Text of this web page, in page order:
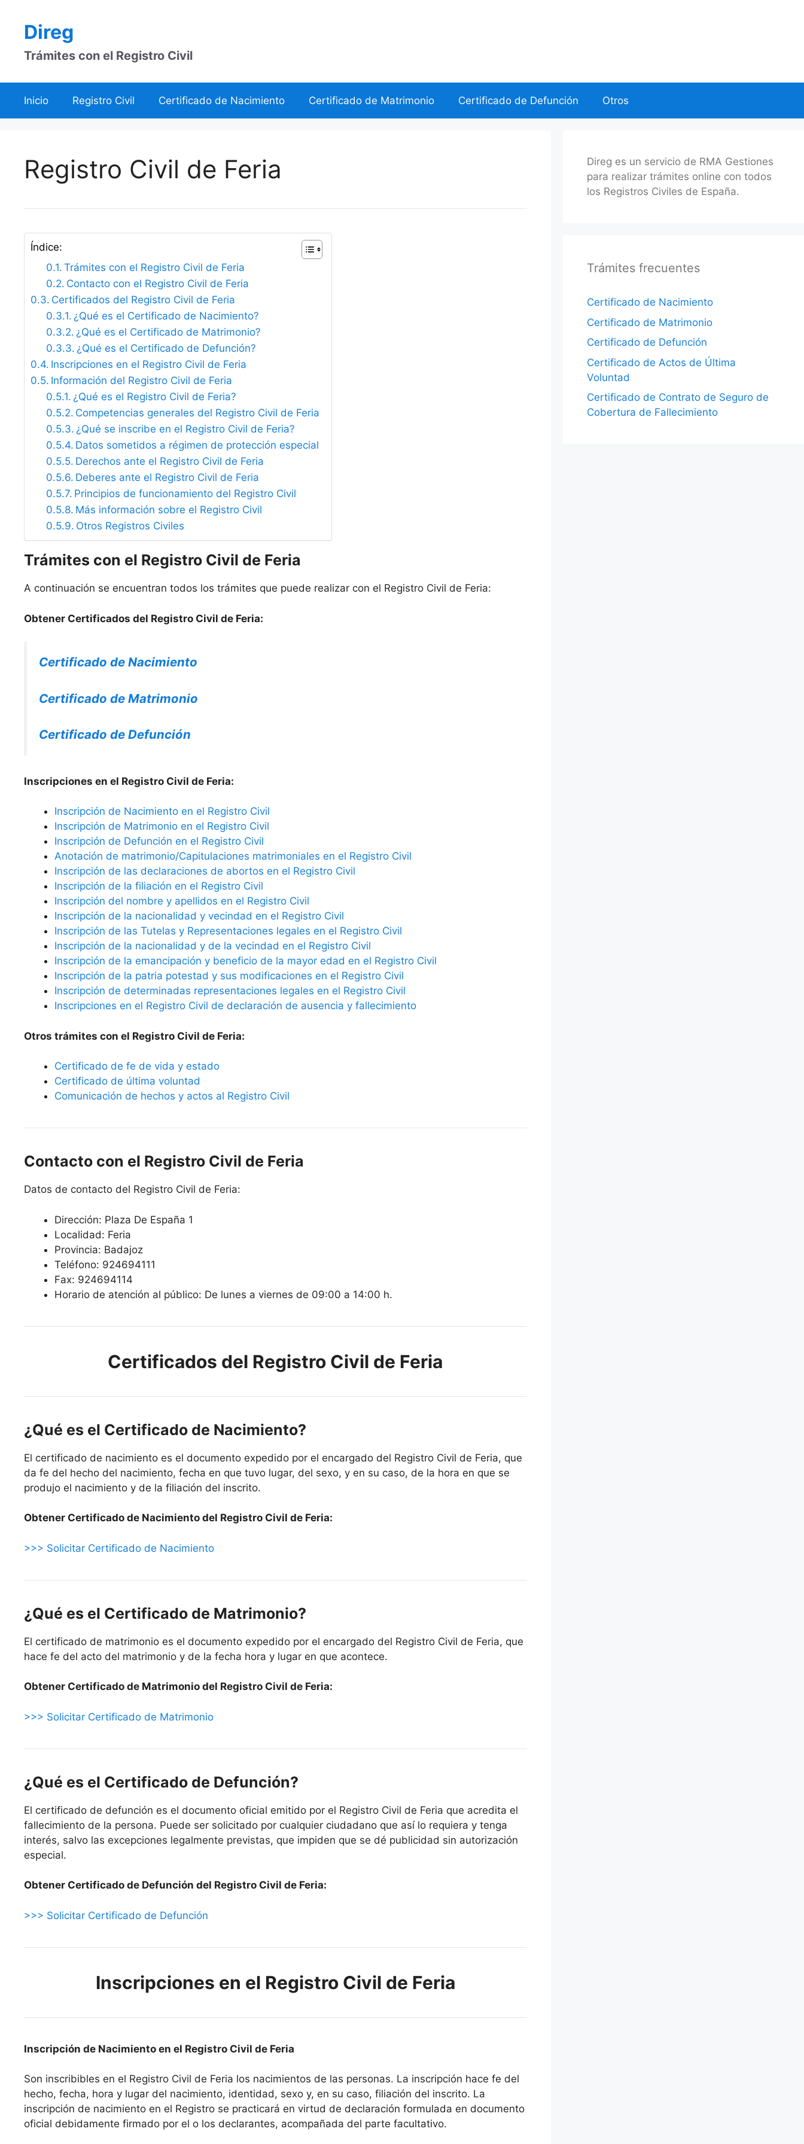
contenidoDireg
Trámites con el Registro Civil
Inicio Registro Civil Certificado de Nacimiento Certificado de Matrimonio Certificado de Defunción Otros
Registro Civil de Feria
Índice:
Trámites con el Registro Civil de Feria
Contacto con el Registro Civil de Feria
Certificados del Registro Civil de Feria
¿Qué es el Certificado de Nacimiento?
¿Qué es el Certificado de Matrimonio?
¿Qué es el Certificado de Defunción?
Inscripciones en el Registro Civil de Feria
Información del Registro Civil de Feria
¿Qué es el Registro Civil de Feria?
Competencias generales del Registro Civil de Feria
¿Qué se inscribe en el Registro Civil de Feria?
Datos sometidos a régimen de protección especial
Derechos ante el Registro Civil de Feria
Deberes ante el Registro Civil de Feria
Principios de funcionamiento del Registro Civil
Más información sobre el Registro Civil
Otros Registros Civiles
Trámites con el Registro Civil de Feria
A continuación se encuentran todos los trámites que puede realizar con el Registro Civil de Feria:
Obtener Certificados del Registro Civil de Feria:
Certificado de Nacimiento
Certificado de Matrimonio
Certificado de Defunción
Inscripciones en el Registro Civil de Feria:
Inscripción de Nacimiento en el Registro Civil
Inscripción de Matrimonio en el Registro Civil
Inscripción de Defunción en el Registro Civil
Anotación de matrimonio/Capitulaciones matrimoniales en el Registro Civil
Inscripción de las declaraciones de abortos en el Registro Civil
Inscripción de la filiación en el Registro Civil
Inscripción del nombre y apellidos en el Registro Civil
Inscripción de la nacionalidad y vecindad en el Registro Civil
Inscripción de las Tutelas y Representaciones legales en el Registro Civil
Inscripción de la nacionalidad y de la vecindad en el Registro Civil
Inscripción de la emancipación y beneficio de la mayor edad en el Registro Civil
Inscripción de la patria potestad y sus modificaciones en el Registro Civil
Inscripción de determinadas representaciones legales en el Registro Civil
Inscripciones en el Registro Civil de declaración de ausencia y fallecimiento
Otros trámites con el Registro Civil de Feria:
Certificado de fe de vida y estado
Certificado de última voluntad
Comunicación de hechos y actos al Registro Civil
Contacto con el Registro Civil de Feria
Datos de contacto del Registro Civil de Feria:
Dirección: Plaza De España 1
Localidad: Feria
Provincia: Badajoz
Teléfono: 924694111
Fax: 924694114
Horario de atención al público: De lunes a viernes de 09:00 a 14:00 h.
Certificados del Registro Civil de Feria
¿Qué es el Certificado de Nacimiento?
El certificado de nacimiento es el documento expedido por el encargado del Registro Civil de Feria, que
da fe del hecho del nacimiento, fecha en que tuvo lugar, del sexo, y en su caso, de la hora en que se
produjo el nacimiento y de la filiación del inscrito.
Obtener Certificado de Nacimiento del Registro Civil de Feria:
>>> Solicitar Certificado de Nacimiento
¿Qué es el Certificado de Matrimonio?
El certificado de matrimonio es el documento expedido por el encargado del Registro Civil de Feria, que
hace fe del acto del matrimonio y de la fecha hora y lugar en que acontece.
Obtener Certificado de Matrimonio del Registro Civil de Feria:
>>> Solicitar Certificado de Matrimonio
¿Qué es el Certificado de Defunción?
El certificado de defunción es el documento oficial emitido por el Registro Civil de Feria que acredita el
fallecimiento de la persona. Puede ser solicitado por cualquier ciudadano que así lo requiera y tenga
interés, salvo las excepciones legalmente previstas, que impiden que se dé publicidad sin autorización
especial.
Obtener Certificado de Defunción del Registro Civil de Feria:
>>> Solicitar Certificado de Defunción
Inscripciones en el Registro Civil de Feria
Inscripción de Nacimiento en el Registro Civil de Feria
Son inscribibles en el Registro Civil de Feria los nacimientos de las personas. La inscripción hace fe del
hecho, fecha, hora y lugar del nacimiento, identidad, sexo y, en su caso, filiación del inscrito. La
inscripción de nacimiento en el Registro se practicará en virtud de declaración formulada en documento
oficial debidamente firmado por el o los declarantes, acompañada del parte facultativo.
Direg es un servicio de RMA Gestiones
para realizar trámites online con todos
los Registros Civiles de España.
Trámites frecuentes
Certificado de Nacimiento
Certificado de Matrimonio
Certificado de Defunción
Certificado de Actos de Última
Voluntad
Certificado de Contrato de Seguro de
Cobertura de Fallecimiento